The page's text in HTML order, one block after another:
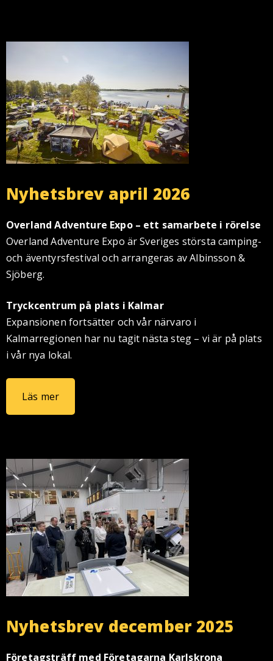
Nyhetsbrev april 2026
Overland Adventure Expo – ett samarbete i rörelse
Overland Adventure Expo är Sveriges största camping-
och äventyrsfestival och arrangeras av Albinsson &
Sjöberg.
Tryckcentrum på plats i Kalmar
Expansionen fortsätter och vår närvaro i
Kalmarregionen har nu tagit nästa steg – vi är på plats
i vår nya lokal.
Läs mer
Nyhetsbrev december 2025
Företagsträff med Företagarna Karlskrona